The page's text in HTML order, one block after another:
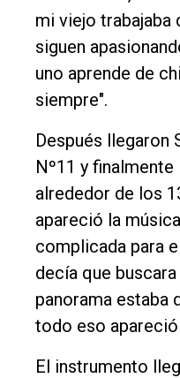
mi viejo trabajaba
siguen
uno aprende de
siempre".
Después llegaron
Nº11 y finalmente
alrededor de los
apareció la
complicada para
decía que
panorama estaba
todo eso apareció
El instrumento